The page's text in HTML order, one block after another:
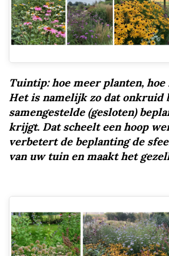
Tuintip: hoe meer planten,
Het is namelijk zo dat onkruid
samengestelde (gesloten)
krijgt. Dat scheelt een hoop
verbetert de beplanting de
van uw tuin en maakt het